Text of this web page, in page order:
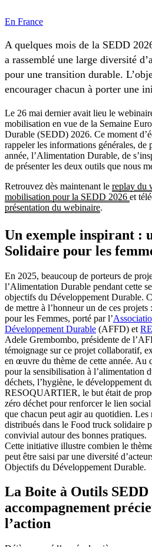
En France
A quelques mois de la SEDD
a rassemblé une large diversité
pour une transition durable.
encourager chacun à porter une
Le 26 mai dernier avait lieu le
mobilisation en vue de la Semaine
Durable (SEDD) 2026. Ce moment
rappeler les informations générales, de
année, l’Alimentation Durable, de
de présenter les deux outils que nous
Retrouvez dès maintenant le replay du
mobilisation pour la SEDD 2026 et
présentation du webinaire.
Un exemple inspirant :
Solidaire pour les
En 2025, beaucoup de porteurs de
l’Alimentation Durable pendant cette
objectifs du Développement Durable.
de mettre à l’honneur un de ces
pour les Femmes, porté par l’
Développement Durable (AFFD) et
Adele Grembombo, présidente de
témoignage sur ce projet collaboratif,
en œuvre du thème de cette année.
pour la sensibilisation à l’alimentation
déchets, l’hygiène, le développement
RESOQUARTIER, le but était de
zéro déchet pour renforcer le lien
que chacun peut agir au quotidien. Les
distribués dans le Food truck solidaire
convivial autour des bonnes pratiques.
Cette initiative illustre combien le
peut être saisi par une diversité
Objectifs du Développement Durable.
La Boite à Outils SEDD
accompagnement
l’action